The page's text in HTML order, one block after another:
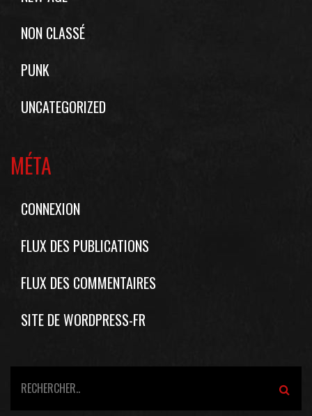
NON CLASSÉ
PUNK
UNCATEGORIZED
MÉTA
CONNEXION
FLUX DES PUBLICATIONS
FLUX DES COMMENTAIRES
SITE DE WORDPRESS-FR